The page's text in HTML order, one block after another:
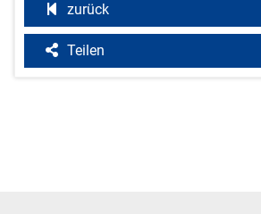
zurück
Teilen